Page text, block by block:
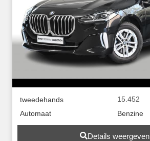
tweedehands
15.452
Automaat
Benzine
Details weergeven